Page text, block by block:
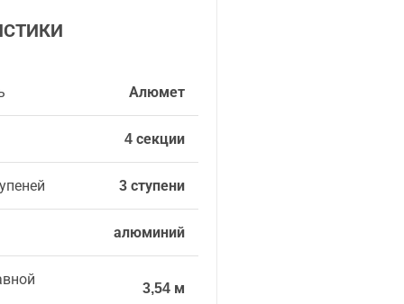
Алюмет
4 секции
3 ступени
алюминий
3,54 м